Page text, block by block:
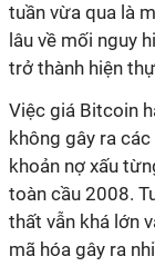
tuần vừa qua là
lâu về mối nguy
trở thành hiện
Việc giá Bitcoin
không gây ra
khoản nợ xấu
toàn cầu 2008.
thất vẫn khá lớn
mã hóa gây ra